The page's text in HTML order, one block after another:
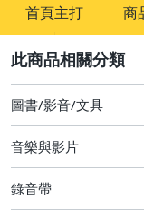
首頁主打 商
圖書/影音/文具
圖書/影音/文具
音樂與影片
錄音帶